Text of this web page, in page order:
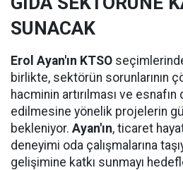
SUNACAK
Erol Ayan'ın KTSO
birlikte, sektörün sorunlarının
hacminin artırılması ve
edilmesine yönelik projelerin
bekleniyor. Ayan'ın, ticaret
deneyimi oda çalışmalarına
gelişimine katkı sunmayı